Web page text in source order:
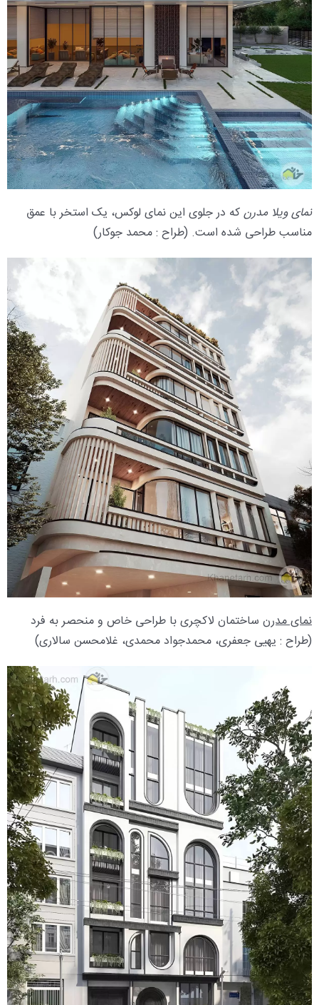
نمای ویلا مدرنکه در جلوی این نمای لوکس، یک استخر با عمق
مناسب طراحی شده است. (طراح : محمد جوکار)
نمای مدرن ساختمان لاکچری با طراحی خاص و منحصر به فرد
(طراح : یهیی جعفری، محمدجواد محمدی، غلامحسن سالاری)